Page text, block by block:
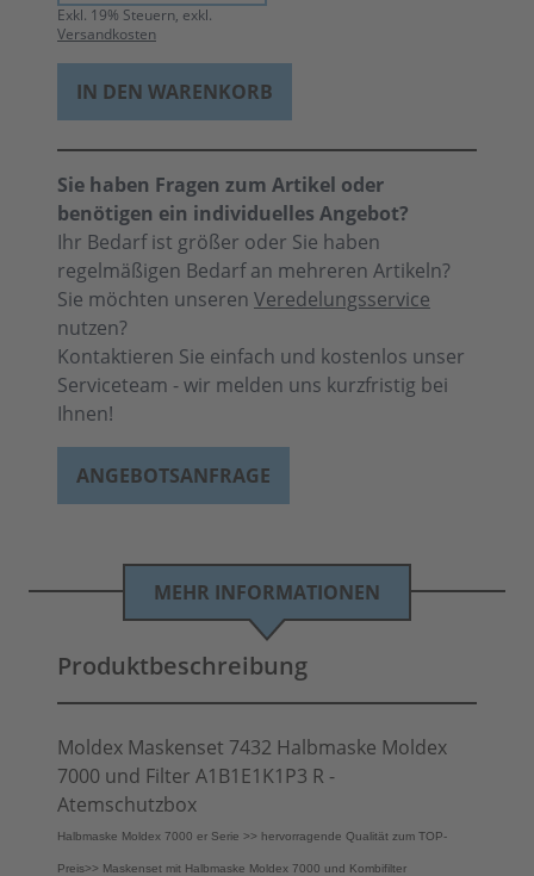
Exkl. 19% Steuern, exkl.
Versandkosten
IN DEN WARENKORB
Sie haben Fragen zum Artikel oder
benötigen ein individuelles Angebot?
Ihr Bedarf ist größer oder Sie haben
regelmäßigen Bedarf an mehreren Artikeln?
Sie möchten unseren Veredelungsservice
nutzen?
Kontaktieren Sie einfach und kostenlos unser
Serviceteam - wir melden uns kurzfristig bei
Ihnen!
ANGEBOTSANFRAGE
MEHR INFORMATIONEN
Produktbeschreibung
Moldex Maskenset 7432 Halbmaske Moldex
7000 und Filter A1B1E1K1P3 R -
Atemschutzbox
Halbmaske Moldex 7000 er Serie >> hervorragende Qualität zum TOP-
Preis>> Maskenset mit Halbmaske Moldex 7000 und Kombifilter